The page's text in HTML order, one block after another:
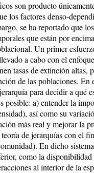
son producto
los factores denso-
se ha reportado que
que están por
Un primer
a cabo con el
tasas de extinción altas,
de las poblaciones. En
para decidir a qué
posible: a) entender la
así como su
más real y mejorar la
de jerarquías con el
En dicho
como la
al interior de la